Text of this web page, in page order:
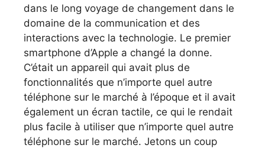
dans le long voyage de changement dans le
domaine de la communication et des
interactions avec la technologie. Le premier
smartphone d’Apple a changé la donne.
C’était un appareil qui avait plus de
fonctionnalités que n’importe quel autre
téléphone sur le marché à l’époque et il avait
également un écran tactile, ce qui le rendait
plus facile à utiliser que n’importe quel autre
téléphone sur le marché. Jetons un coup